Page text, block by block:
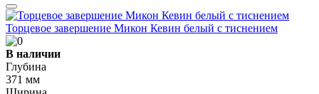
Торцевое завершение Микон Кевин белый с тиснением
В наличии
Глубина
371 мм